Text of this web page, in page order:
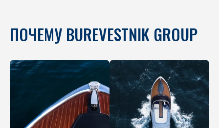
ПОЧЕМУ BUREVESTNIK GROUP